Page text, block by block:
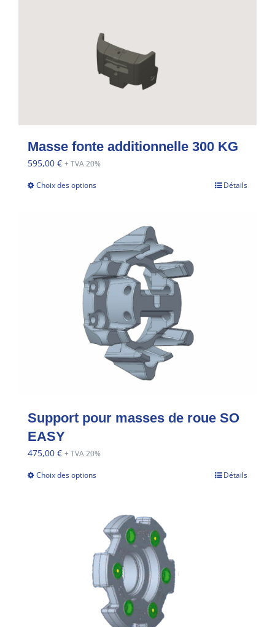
Masse fonte additionnelle 300 KG
595,00 € + TVA 20%
Choix des options Détails
Support pour masses de roue SO
EASY
475,00 € + TVA 20%
Choix des options Détails